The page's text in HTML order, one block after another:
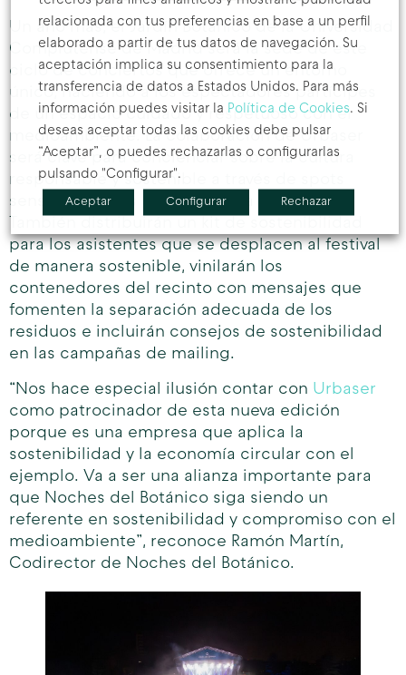
Un año más, el Jardín Botánico de la Universidad
Complutense de Madrid será la sede de este
ciclo de conciertos que ofrece un entorno
único, haciendo a los espectadores partícipes
de un espacio cuidado y respetuoso con el
medioambiente. La colaboración de Urbaser
será clave para concienciar sobre la cultura
responsable y sostenible a través de spots
sensibilizadores antes de cada concierto.
para los asistentes que se desplacen al festival
de manera sostenible, vinilarán los
contenedores del recinto con mensajes que
fomenten la separación adecuada de los
residuos e incluirán consejos de sostenibilidad
en las campañas de mailing.
“Nos hace especial ilusión contar con Urbaser
como patrocinador de esta nueva edición
porque es una empresa que aplica la
sostenibilidad y la economía circular con el
ejemplo. Va a ser una alianza importante para
que Noches del Botánico siga siendo un
referente en sostenibilidad y compromiso con el
medioambiente”, reconoce Ramón Martín,
Codirector de Noches del Botánico.
relacionada con tus preferencias en base a un perfil
elaborado a partir de tus datos de navegación. Su
aceptación implica su consentimiento para la
transferencia de datos a Estados Unidos. Para más
información puedes visitar la Política de Cookies. Si
deseas aceptar todas las cookies debe pulsar
“Aceptar”, o puedes rechazarlas o configurarlas
pulsando "Configurar".
Aceptar Configurar Rechazar